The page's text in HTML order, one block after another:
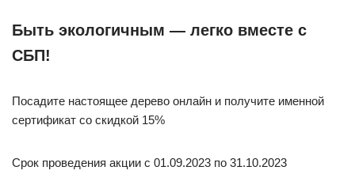
Быть экологичным — легко вместе с
СБП!
Посадите настоящее дерево онлайн и получите именной
сертификат со скидкой 15%
Срок проведения акции c 01.09.2023 по 31.10.2023